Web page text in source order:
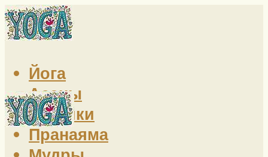
Йога
Асаны
Техники
Пранаяма